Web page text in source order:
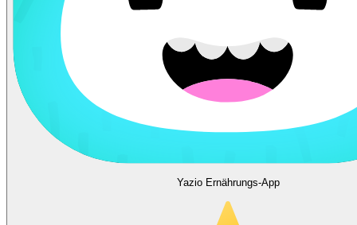
Yazio Ernährungs-App